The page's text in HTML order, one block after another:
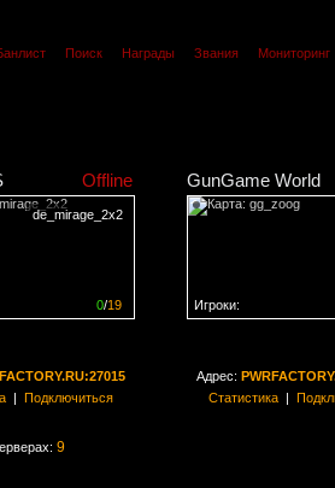
Поиск Награды Звания Мониторинг
Offline
de_mirage_2x2
0/19
GunGame World
Игроки:
| Подключиться
Адрес:
Статистика|
9